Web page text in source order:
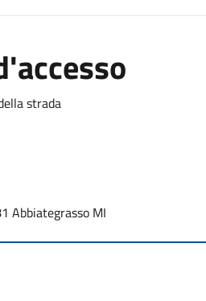
strada
Abbiategrasso MI